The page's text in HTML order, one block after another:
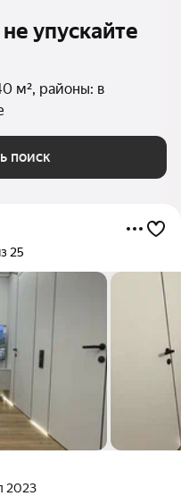
упускайте
м², районы: в
поиск
25
2023